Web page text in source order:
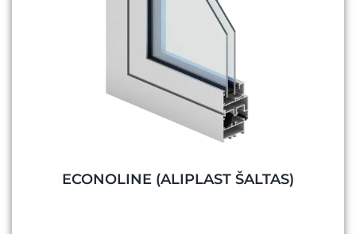
ECONOLINE (ALIPLAST ŠALTAS)